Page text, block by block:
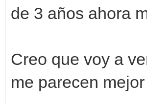
de 3 años ahora
Creo que voy a
me parecen